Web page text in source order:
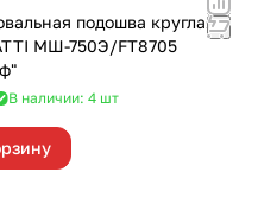
подошва круглая
МШ-750Э/FT8705
В наличии: 4 шт